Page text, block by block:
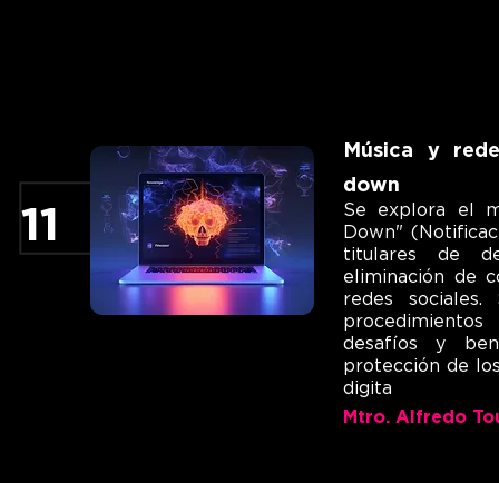
Música y
down
Se explora el
Down"
titulares de
eliminación de
redes
desafíos y
protección de
digita
11
Mtro. Alfredo